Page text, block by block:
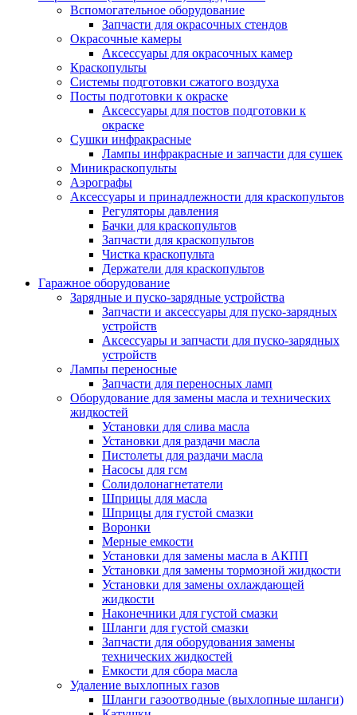
Вспомогательное оборудование
Запчасти для окрасочных стендов
Окрасочные камеры
Аксессуары для окрасочных камер
Краскопульты
Системы подготовки сжатого воздуха
Посты подготовки к окраске
Аксессуары для постов подготовки к
окраске
Сушки инфракрасные
Лампы инфракрасные и запчасти для сушек
Миникраскопульты
Аэрографы
Аксессуары и принадлежности для краскопультов
Регуляторы давления
Бачки для краскопультов
Запчасти для краскопультов
Чистка краскопульта
Держатели для краскопультов
Гаражное оборудование
Зарядные и пуско-зарядные устройства
Запчасти и аксессуары для пуско-зарядных
устройств
Аксессуары и запчасти для пуско-зарядных
устройств
Лампы переносные
Запчасти для переносных ламп
Оборудование для замены масла и технических
жидкостей
Установки для слива масла
Установки для раздачи масла
Пистолеты для раздачи масла
Насосы для гсм
Солидолонагнетатели
Шприцы для масла
Шприцы для густой смазки
Воронки
Мерные емкости
Установки для замены масла в АКПП
Установки для замены тормозной жидкости
Установки для замены охлаждающей
жидкости
Наконечники для густой смазки
Шланги для густой смазки
Запчасти для оборудования замены
технических жидкостей
Емкости для сбора масла
Удаление выхлопных газов
Шланги газоотводные (выхлопные шланги)